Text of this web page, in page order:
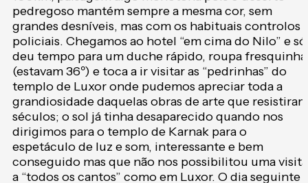
pedregoso mantém sempre a mesma cor, sem
grandes desníveis, mas com os habituais controlos
policiais. Chegamos ao hotel “em cima do Nilo” e só
deu tempo para um duche rápido, roupa fresquinha
(estavam 36º) e toca a ir visitar as “pedrinhas” do
templo de Luxor onde pudemos apreciar toda a
grandiosidade daquelas obras de arte que resistiram
séculos; o sol já tinha desaparecido quando nos
dirigimos para o templo de Karnak para o
espetáculo de luz e som, interessante e bem
conseguido mas que não nos possibilitou uma visita
a “todos os cantos” como em Luxor. O dia seguinte